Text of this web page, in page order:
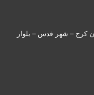
تهران کرج – شهر قدس – بلوار